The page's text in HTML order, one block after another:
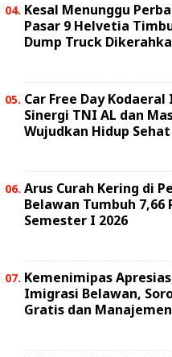
Kesal Menunggu
Pasar 9 Helvetia
Dump Truck
Car Free Day
Sinergi TNI AL dan
Wujudkan Hidup Sehat
Arus Curah Kering di
Belawan Tumbuh 7,66
Semester I 2026
Kemenimipas
Imigrasi Belawan,
Gratis dan